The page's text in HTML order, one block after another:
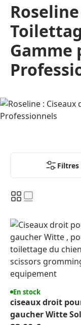
Gamme
Filtres
En stock
ciseaux droit
gaucher Witte